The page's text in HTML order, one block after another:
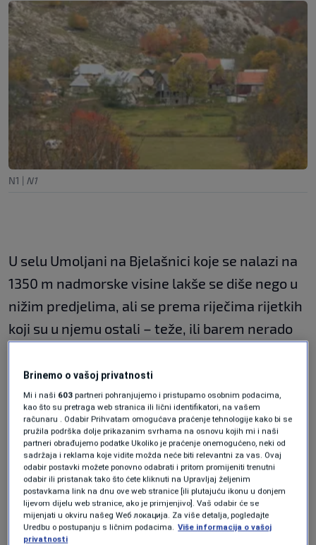
N1 | N1
U selu Umoljani na Bjelašnici koje se nalazi na
1350 m nadmorske visine lakše se diše nego u
nižim predjelima, ali se prema riječima rijetkih
koji su u njemu ostali – teže, ili barem nerado
nastao kada je aždaja pokušala progutati selo i
njegove stanovnike. Molitvama je umoljeno da
Aždaja bude skamenjena, ali stanovnike je
progutao trend odlaska u grad i trend odlaska
van BiH.
Džamija u Umoljanima, istorijski je objekat. U
njoj je, prema podacima na zvaničnoj stranici
Brinemo o vašoj privatnosti
Mi i naši 603 partneri pohranjujemo i pristupamo osobnim podacima,
kao što su pretraga web stranica ili lični identifikatori, na vašem
računaru . Odabir Prihvatam omogućava praćenje tehnologije kako bi se
pružila podrška dolje prikazanim svrhama na osnovu kojih mi i naši
partneri obrađujemo podatke Ukoliko je praćenje onemogućeno, neki od
sadržaja i reklama koje vidite možda neće biti relevantni za vas. Ovaj
odabir postavki možete ponovno odabrati i pritom promijeniti trenutni
odabir ili pristanak tako što ćete kliknuti na Upravljaj željenim
postavkama link na dnu ove web stranice [ili plutajuću ikonu u donjem
lijevom dijelu web stranice, ako je primjenjivo]. Vaš odabir će se
mijenjati u okviru našeg Wеб локација. Za više detalja, pogledajte
Uredbu o postupanju s ličnim podacima. Više informacija o vašoj
privatnosti